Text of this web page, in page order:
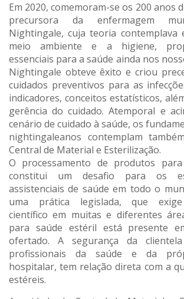
Em 2020, comemoram-se os 200 anos
precursora da enfermagem
Nightingale, cuja teoria contemplava
meio ambiente e a higiene,
essenciais para a saúde ainda nos
Nightingale obteve êxito e criou
cuidados preventivos para as
indicadores, conceitos estatísticos,
gerência do cuidado. Atemporal e
cenário de cuidado à saúde, os
nightingaleanos contemplam
Central de Material e Esterilização.
O processamento de produtos
constitui um desafio para os
assistenciais de saúde em todo o
uma prática legislada, que exige
científico em muitas e diferentes
para saúde estéril está presente
ofertado. A segurança da
profissionais da saúde e da
hospitalar, tem relação direta com a
estéreis.